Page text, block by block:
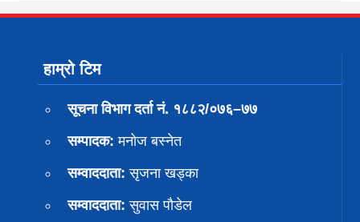
हाम्रो टिम
सूचना विभाग दर्ता नं. १८८२/०७६–७७
सम्पादक: मनोज बस्नेत
सम्वाददाता: सृजना खड्का
सम्वाददाता: सुवास पाैडेल